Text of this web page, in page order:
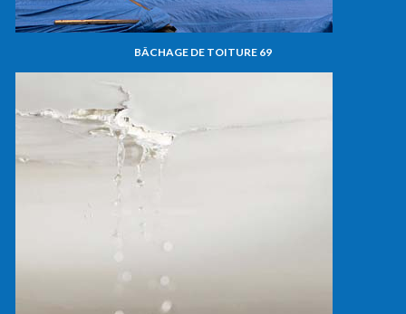
BÂCHAGE DE TOITURE 69